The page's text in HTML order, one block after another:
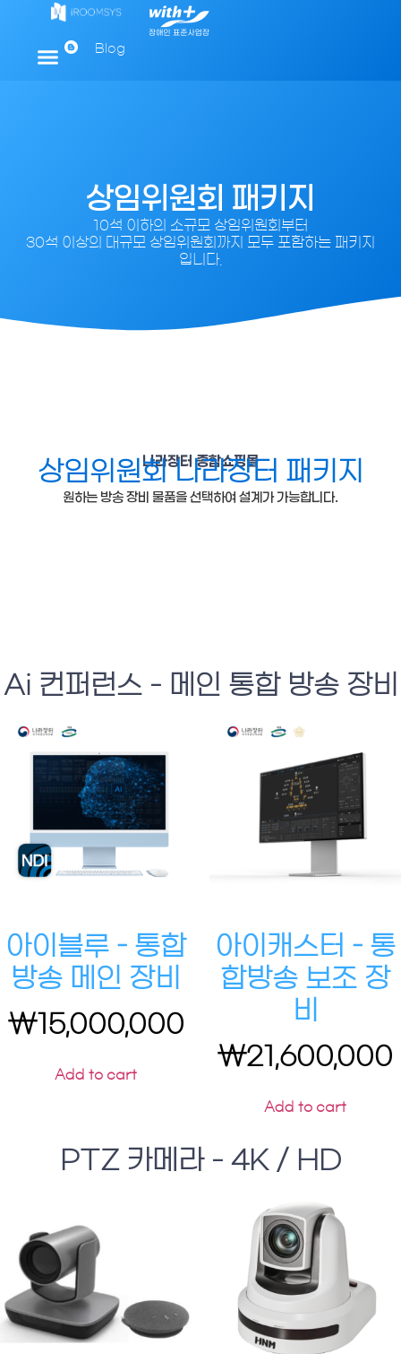
Blog
상임위원회 패키지
10석 이하의 소규모 상임위원회부터
30석 이상의 대규모 상임위원회까지 모두 포함하는 패키지
입니다.
나라장터 종합쇼핑몰
상임위원회 나라장터 패키지
원하는 방송 장비 물품을 선택하여 설계가 가능합니다.
Ai 컨퍼런스 - 메인 통합 방송 장비
아이블루 – 통합
방송 메인 장비
₩15,000,000
Add to cart
아이캐스터 – 통
합방송 보조 장
비
₩21,600,000
Add to cart
PTZ 카메라 - 4K / HD